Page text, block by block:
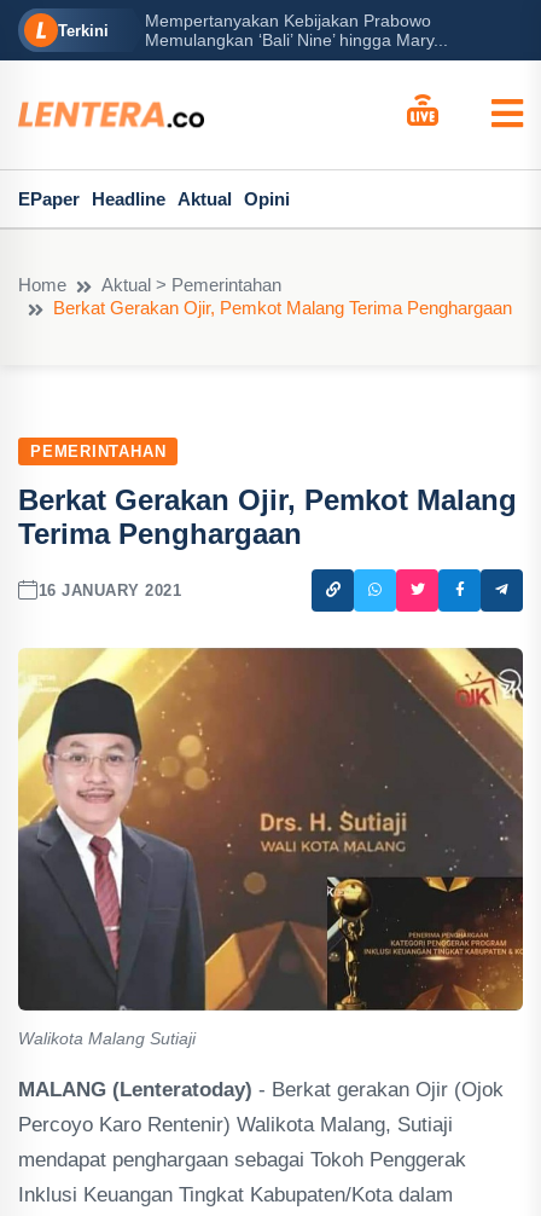
Terkini
Mempertanyakan Kebijakan Prabowo
Memulangkan ‘Bali’ Nine’ hingga Mary...
EPaper Headline Aktual Opini
Home
Aktual > Pemerintahan
Berkat Gerakan Ojir, Pemkot Malang Terima Penghargaan
PEMERINTAHAN
Berkat Gerakan Ojir, Pemkot Malang
Terima Penghargaan
16 JANUARY 2021
Walikota Malang Sutiaji
MALANG (Lenteratoday) - Berkat gerakan Ojir (Ojok
Percoyo Karo Rentenir) Walikota Malang, Sutiaji
mendapat penghargaan sebagai Tokoh Penggerak
Inklusi Keuangan Tingkat Kabupaten/Kota dalam